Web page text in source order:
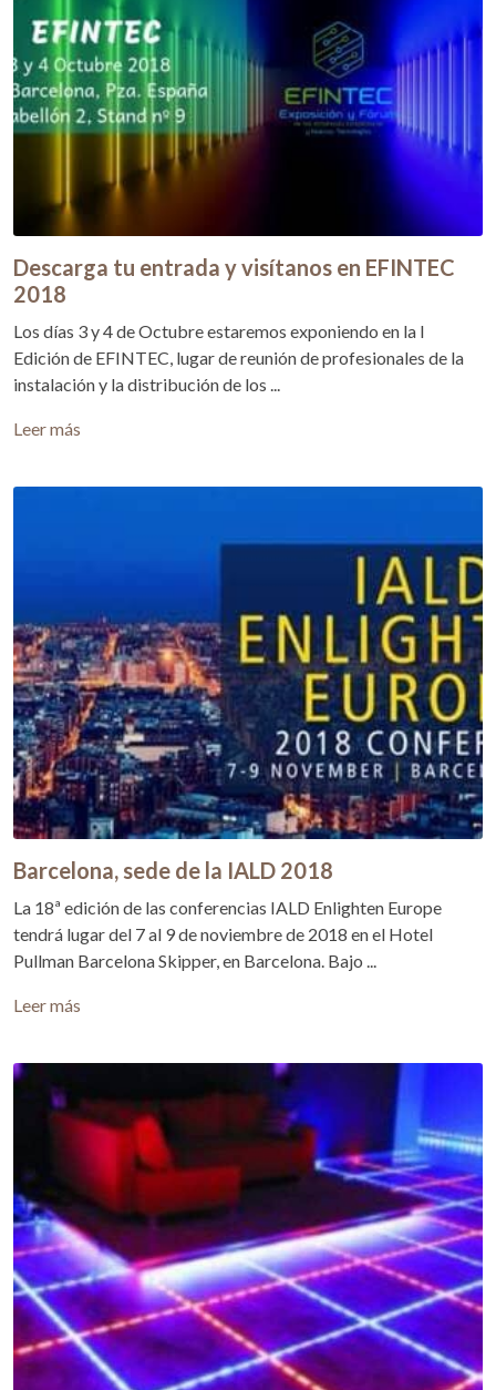
Descarga tu entrada y visítanos en EFINTEC
2018
Los días 3 y 4 de Octubre estaremos exponiendo en la I
Edición de EFINTEC, lugar de reunión de profesionales de la
instalación y la distribución de los ...
Leer más
Barcelona, sede de la IALD 2018
La 18ª edición de las conferencias IALD Enlighten Europe
tendrá lugar del 7 al 9 de noviembre de 2018 en el Hotel
Pullman Barcelona Skipper, en Barcelona. Bajo ...
Leer más